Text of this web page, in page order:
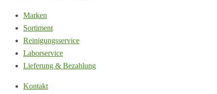
Marken
Sortiment
Reinigungsservice
Laborservice
Lieferung & Bezahlung
Kontakt